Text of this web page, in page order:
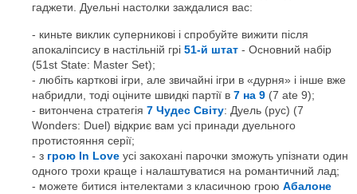
гаджети. Дуельні настолки заждалися вас:
киньте виклик суперникові і спробуйте вижити після
апокаліпсису в настільній грі 51-й штат - Основний набір
(51st State: Master Set);
любіть карткові ігри, але звичайні ігри в «дурня» і інше вже
набридли, тоді оціните швидкі партії в 7 на 9 (7 ate 9);
витончена стратегія 7 Чудес Світу: Дуель (рус) (7
Wonders: Duel) відкриє вам усі принади дуельного
протистояння серії;
з грою In Love усі закохані парочки зможуть упізнати один
одного трохи краще і налаштуватися на романтичний лад;
можете битися інтелектами з класичною грою Абалоне